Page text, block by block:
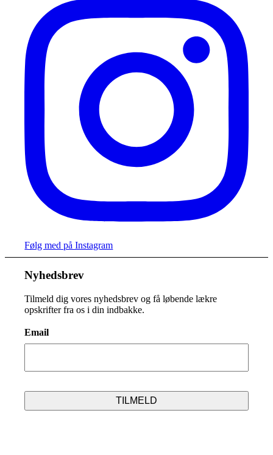
Følg med på Instagram
Nyhedsbrev
Tilmeld dig vores nyhedsbrev og få løbende lækre
opskrifter fra os i din indbakke.
Email